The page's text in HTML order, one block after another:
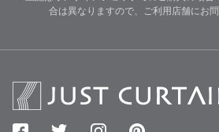
合は異なりますので、ご利用店舗にお問